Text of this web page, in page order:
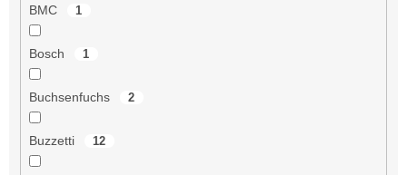
BMC 1
Bosch 1
Buchsenfuchs 2
Buzzetti 12